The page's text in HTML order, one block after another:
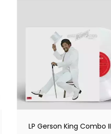
LP Gerson King Combo II